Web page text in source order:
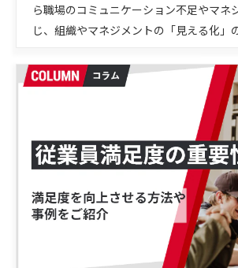
ら職場のコミュニケーション不足やマネ
じ、組織やマネジメントの「見える化